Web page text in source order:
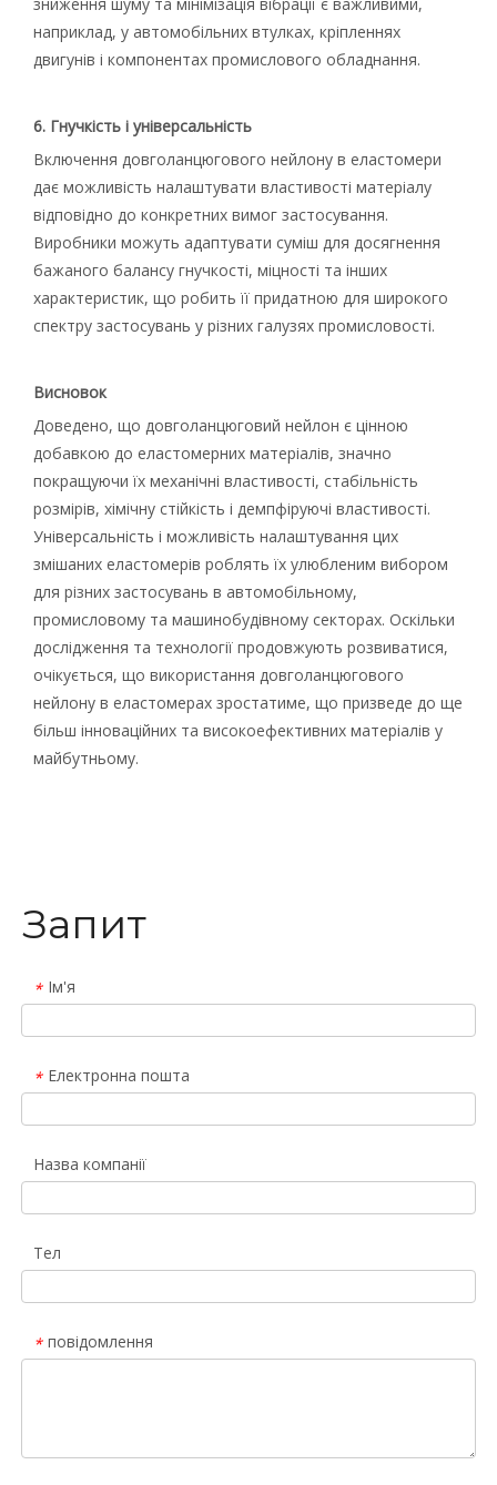
зниження шуму та мінімізація вібрації є важливими,
наприклад, у автомобільних втулках, кріпленнях
двигунів і компонентах промислового обладнання.
6. Гнучкість і універсальність
Включення довголанцюгового нейлону в еластомери
дає можливість налаштувати властивості матеріалу
відповідно до конкретних вимог застосування.
Виробники можуть адаптувати суміш для досягнення
бажаного балансу гнучкості, міцності та інших
характеристик, що робить її придатною для широкого
спектру застосувань у різних галузях промисловості.
Висновок
Доведено, що довголанцюговий нейлон є цінною
добавкою до еластомерних матеріалів, значно
покращуючи їх механічні властивості, стабільність
розмірів, хімічну стійкість і демпфіруючі властивості.
Універсальність і можливість налаштування цих
змішаних еластомерів роблять їх улюбленим вибором
для різних застосувань в автомобільному,
промисловому та машинобудівному секторах. Оскільки
дослідження та технології продовжують розвиватися,
очікується, що використання довголанцюгового
нейлону в еластомерах зростатиме, що призведе до ще
більш інноваційних та високоефективних матеріалів у
майбутньому.
Запит
* Ім'я
* Електронна пошта
Назва компанії
Тел
* повідомлення